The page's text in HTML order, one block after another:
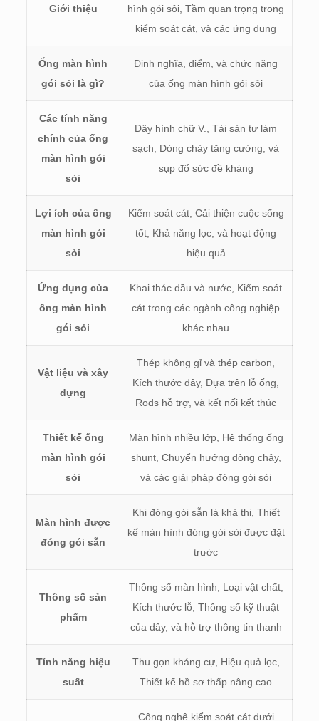
Giới thiệu
hình gói sỏi, Tầm quan trọng trong
kiểm soát cát, và các ứng dụng
Ống màn hình
gói sỏi là gì?
Định nghĩa, điểm, và chức năng
của ống màn hình gói sỏi
Các tính năng
chính của ống
màn hình gói
sỏi
Dây hình chữ V., Tài sản tự làm
sạch, Dòng chảy tăng cường, và
sụp đổ sức đề kháng
Lợi ích của ống
màn hình gói
sỏi
Kiểm soát cát, Cải thiện cuộc sống
tốt, Khả năng lọc, và hoạt động
hiệu quả
Ứng dụng của
ống màn hình
gói sỏi
Khai thác dầu và nước, Kiểm soát
cát trong các ngành công nghiệp
khác nhau
Vật liệu và xây
dựng
Thép không gỉ và thép carbon,
Kích thước dây, Dựa trên lỗ ống,
Rods hỗ trợ, và kết nối kết thúc
Thiết kế ống
màn hình gói
sỏi
Màn hình nhiều lớp, Hệ thống ống
shunt, Chuyển hướng dòng chảy,
và các giải pháp đóng gói sỏi
Màn hình được
đóng gói sẵn
Khi đóng gói sẵn là khả thi, Thiết
kế màn hình đóng gói sỏi được đặt
trước
Thông số sản
phẩm
Thông số màn hình, Loại vật chất,
Kích thước lỗ, Thông số kỹ thuật
của dây, và hỗ trợ thông tin thanh
Tính năng hiệu
suất
Thu gọn kháng cự, Hiệu quả lọc,
Thiết kế hồ sơ thấp nâng cao
Công nghệ kiểm soát cát dưới